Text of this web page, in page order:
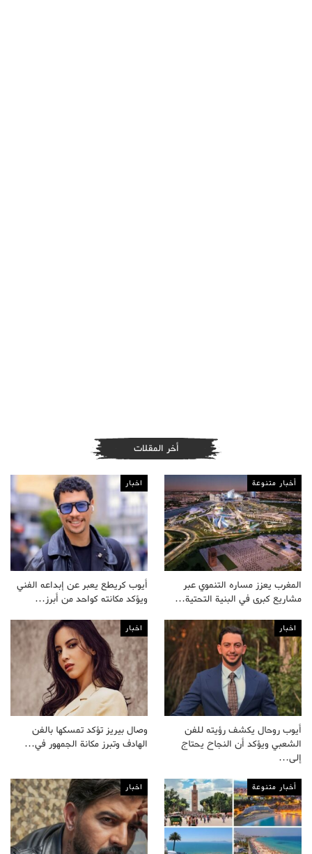
أخر المقلات
أخبار متنوعة
المغرب يعزز مساره التنموي عبر
مشاريع كبرى في البنية التحتية…
اخبار
أيوب كريطع يعبر عن إبداعه الفني
ويؤكد مكانته كواحد من أبرز…
اخبار
أيوب روحال يكشف رؤيته للفن
الشعبي ويؤكد أن النجاح يحتاج
إلى…
اخبار
وصال بيريز تؤكد تمسكها بالفن
الهادف وتبرز مكانة الجمهور في…
أخبار متنوعة اخبار